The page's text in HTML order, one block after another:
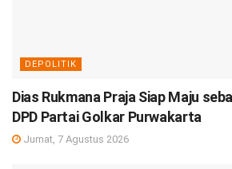
DEPOLITIK
Dias Rukmana Praja Siap Maju
DPD Partai Golkar Purwakarta
Jumat, 7 Agustus 2026